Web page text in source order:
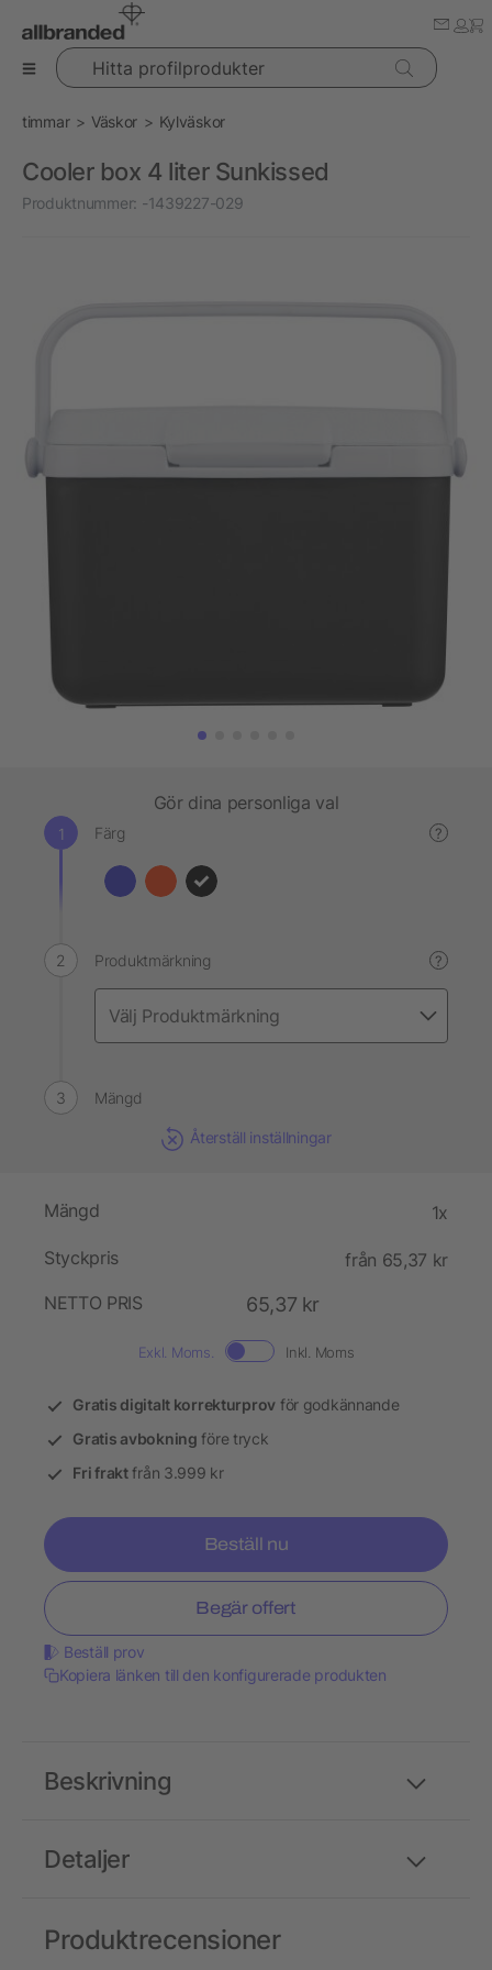
Hitta profilprodukter
timmar Väskor Kylväskor
Cooler box 4 liter Sunkissed
Produktnummer: -1439227-029
Gör dina personliga val
Färg ?
Produktmärkning ?
Mängd
Återställ inställningar
Mängd 1x
Styckpris
från 65,37 kr
NETTO PRIS
65,37 kr
Exkl. Moms. Inkl. Moms
Gratis digitalt korrekturprov för godkännande
Gratis avbokning före tryck
Fri fraktfrån 3.999 kr
Beställ nu
Begär offert
Beställ prov
Kopiera länken till den konfigurerade produkten
Detaljer
Beskrivning
Produktrecensioner